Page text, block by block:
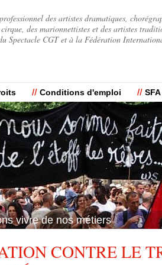
des artistes dramatiques,
des marionnettistes et des artistes
Spectacle CGT et à la Fédération
Conditions d'emploi
vivre de nos métiers
CONTRE LE